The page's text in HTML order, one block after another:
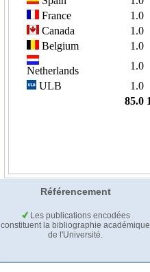
Référencement
Les publications encodées
constituent la bibliographie académique
de l'Université.